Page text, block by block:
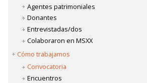
Agentes patrimoniales
Donantes
Entrevistadas/dos
Colaboraron en MSXX
Cómo trabajamos
Convocatoria
Encuentros